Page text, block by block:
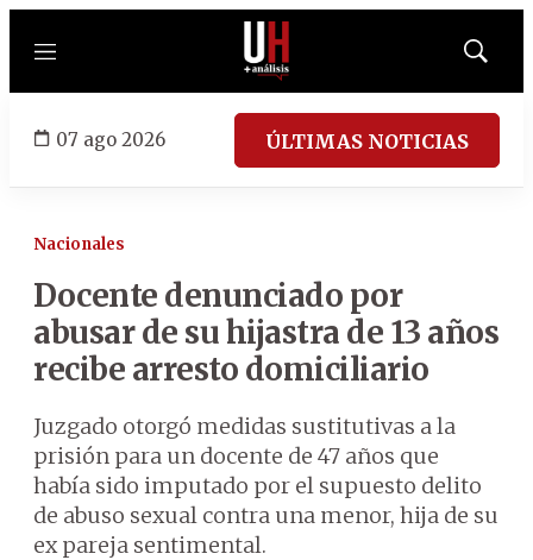
Menú
Mostrar
07 ago 2026 ÚLTIMAS NOTICIAS
Nacionales
Docente denunciado por
abusar de su hijastra de 13 años
recibe arresto domiciliario
Juzgado otorgó medidas sustitutivas a la
prisión para un docente de 47 años que
había sido imputado por el supuesto delito
de abuso sexual contra una menor, hija de su
ex pareja sentimental.